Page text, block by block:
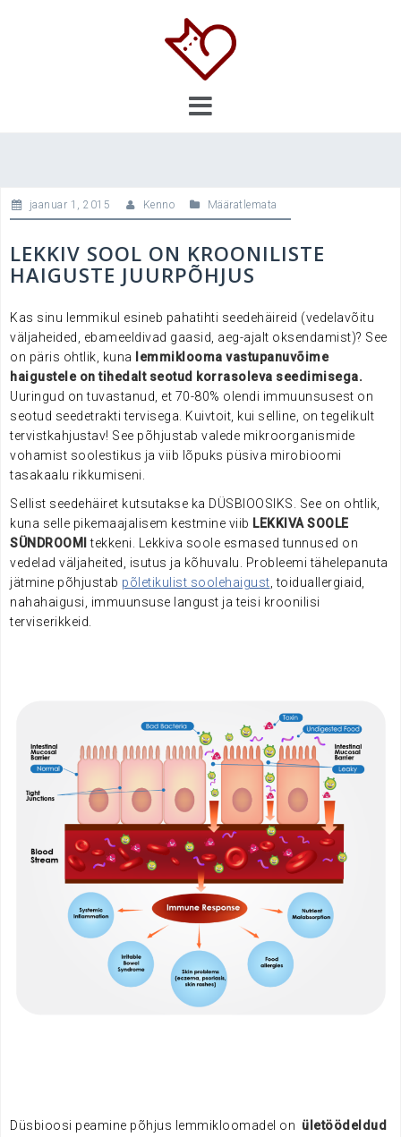
jaanuar 1, 2015 Kenno Määratlemata
LEKKIV SOOL ON KROONILISTE
HAIGUSTE JUURPÕHJUS
Kas sinu lemmikul esineb pahatihti seedehäireid (vedelavõitu
väljaheided, ebameeldivad gaasid, aeg-ajalt oksendamist)? See
on päris ohtlik, kuna
lemmiklooma vastupanuvõime
haigustele on tihedalt seotud korrasoleva seedimisega.
Uuringud on tuvastanud, et 70-80% olendi immuunsusest on
seotud seedetrakti tervisega. Kuivtoit, kui selline, on tegelikult
tervistkahjustav! See põhjustab valede mikroorganismide
vohamist soolestikus ja viib lõpuks püsiva mirobioomi
tasakaalu rikkumiseni.
Sellist seedehäiret kutsutakse ka DÜSBIOOSIKS. See on ohtlik,
kuna selle pikemaajalisem kestmine viib LEKKIVA SOOLE
SÜNDROOMI
tekkeni.
Lekkiva soole esmased tunnused on
vedelad väljaheited, isutus ja kõhuvalu. Probleemi tähelepanuta
jätmine põhjustab põletikulist soolehaigust , toiduallergiaid,
nahahaigusi, immuunsuse langust ja teisi kroonilisi
terviserikkeid.
Düsbioosi peamine põhjus lemmikloomadel on ületöödeldud